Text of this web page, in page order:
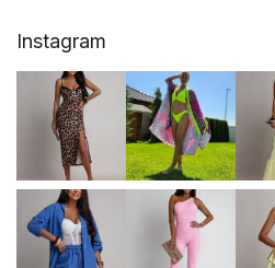
Instagram